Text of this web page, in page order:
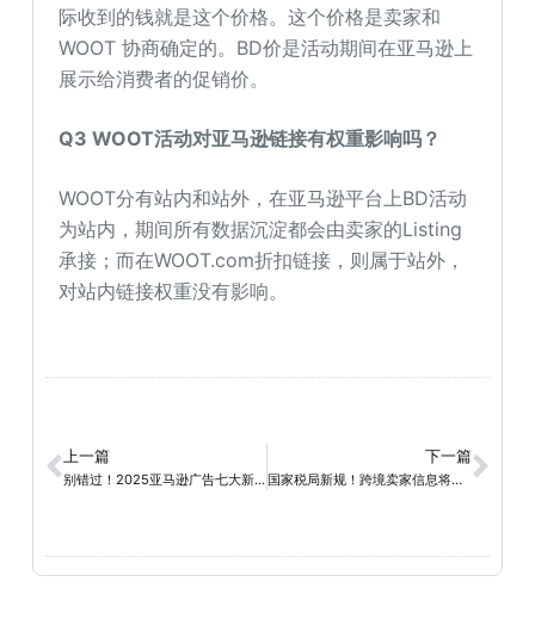
际收到的钱就是这个价格。这个价格是卖家和
WOOT 协商确定的。BD价是活动期间在亚马逊上
展示给消费者的促销价。
Q3 WOOT活动对亚马逊链接有权重影响吗？
WOOT分有站内和站外，在亚马逊平台上BD活动
为站内，期间所有数据沉淀都会由卖家的Listing
承接；而在WOOT.com折扣链接，则属于站外，
对站内链接权重没有影响。
上一篇
别错过！2025亚马逊广告七大新功能全解+实测建议
下一篇
国家税局新规！跨境卖家信息将被平台直报税务局？